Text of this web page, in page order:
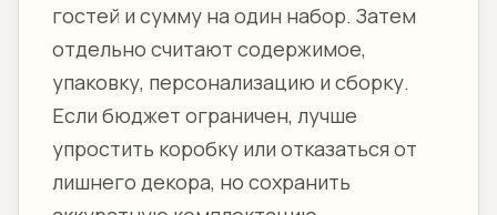
гостей и сумму на один набор. Затем
отдельно считают содержимое,
упаковку, персонализацию и сборку.
Если бюджет ограничен, лучше
упростить коробку или отказаться от
лишнего декора, но сохранить